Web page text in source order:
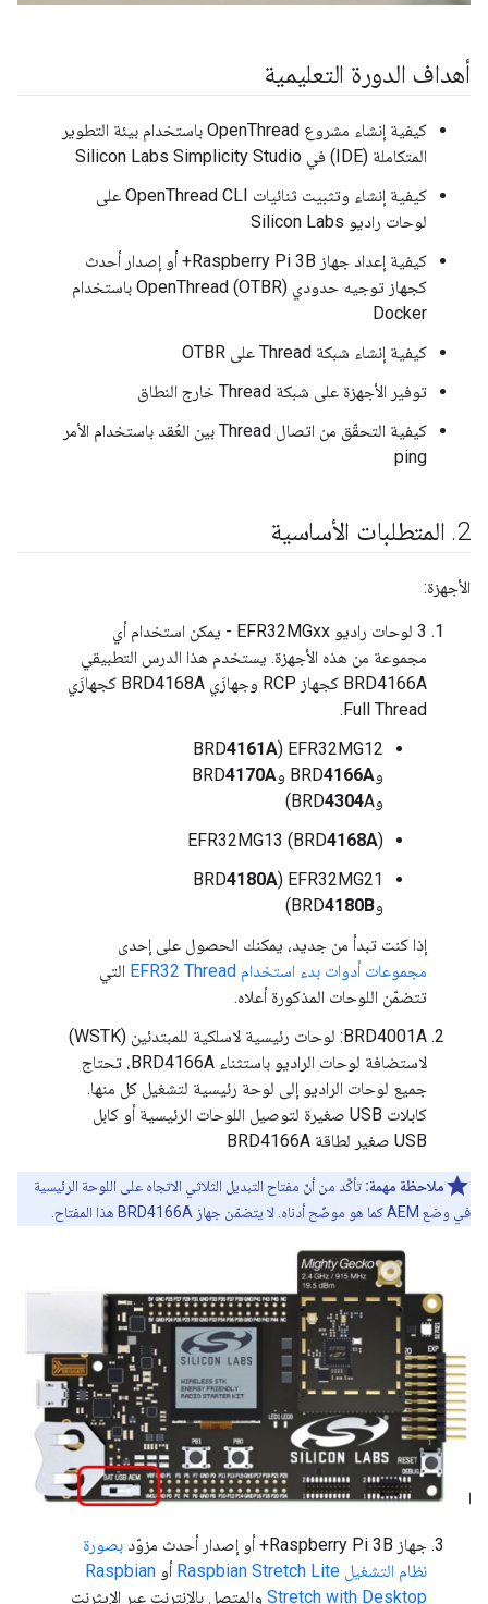
أهداف الدورة التعليمية
كيفية إنشاء مشروع OpenThread باستخدام بيئة التطوير
المتكاملة (IDE) في Silicon Labs Simplicity Studio
كيفية إنشاء وتثبيت ثنائيات OpenThread CLI على
لوحات راديو Silicon Labs
كيفية إعداد جهاز Raspberry Pi 3B+ أو إصدار أحدث
كجهاز توجيه حدودي OpenThread (OTBR) باستخدام
Docker
كيفية إنشاء شبكة Thread على OTBR
توفير الأجهزة على شبكة Thread خارج النطاق
كيفية التحقّق من اتصال Thread بين العُقد باستخدام الأمر
ping
‫2
. المتطلبات الأساسية
الأجهزة:
3 لوحات راديو EFR32MGxx - يمكن استخدام أي
مجموعة من هذه الأجهزة. يستخدم هذا الدرس التطبيقي
BRD4166A كجهاز RCP وجهازَي BRD4168A كجهازَي
Full Thread.
EFR32MG12 (BRD
4161A
وBRD4166A وBRD4170A
وBRD
4304A)
EFR32MG13 (BRD4168A)
EFR32MG21 (BRD
4180A
وBRD4180B
)
إذا كنت تبدأ من جديد، يمكنك الحصول على إحدى
مجموعات أدوات بدء استخدام EFR32 Thread
التي
تتضمّن اللوحات المذكورة أعلاه.
BRD4001A: لوحات رئيسية لاسلكية للمبتدئين (WSTK)
لاستضافة لوحات الراديو باستثناء BRD4166A، تحتاج
جميع لوحات الراديو إلى لوحة رئيسية لتشغيل كل منها.
كابلات USB صغيرة لتوصيل اللوحات الرئيسية أو كابل
USB صغير لطاقة BRD4166A
ملاحظة مهمة: تأكَّد من أنّ مفتاح التبديل الثلاثي الاتجاه على اللوحة الرئيسية
في وضع AEM كما هو موضّح أدناه. لا يتضمّن جهاز BRD4166A هذا المفتاح.
جهاز Raspberry Pi 3B+ أو إصدار أحدث مزوّد
بصورة
نظام التشغيل Raspbian Stretch Lite
أو Raspbian
Stretch with Desktop والمتصل بالإنترنت عبر الإيثرنت